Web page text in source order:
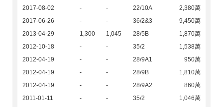
2017-08-02
- - 22/10A
2,380萬
2017-06-26
- - 36/2&3
9,450萬
2013-04-29
1,300 1,045 28/5B
1,870萬
2012-10-18
- - 35/2
1,538萬
2012-04-19
- - 28/9A1
950萬
2012-04-19
- - 28/9B
1,810萬
2012-04-19
- - 28/9A2
860萬
2011-01-11
- - 35/2
1,046萬